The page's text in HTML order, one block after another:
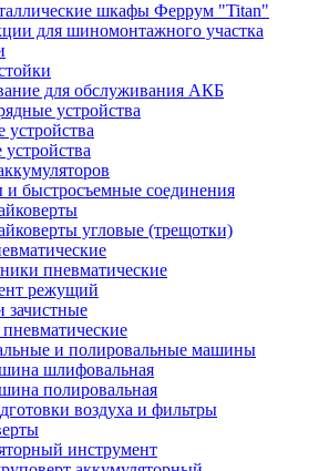
шкафы Феррум "Titan"
для шиномонтажного участка
для обслуживания АКБ
устройства
устройства
быстросъемные соединения
угловые (трещотки)
пневматические
режущий
и полировальные машины
шлифовальная
полировальная
воздуха и фильтры
инструмент